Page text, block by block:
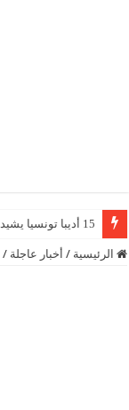
15 أديبا تونسيا يشيدون بتكريم الشاعر علي الدرورة
الرئيسية / أخبار عاجلة /